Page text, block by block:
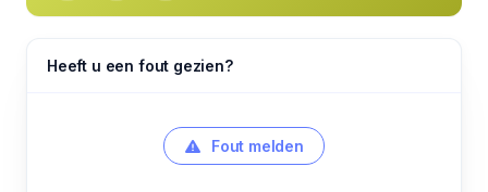
Heeft u een fout gezien?
Fout melden